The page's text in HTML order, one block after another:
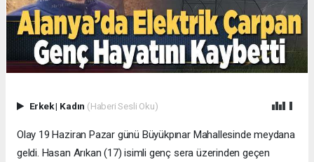
Erkek| Kadın (Haberi Sesli Oku)
Olay 19 Haziran Pazar günü Büyükpınar Mahallesinde meydana
geldi. Hasan Arıkan (17) isimli genç sera üzerinden geçen